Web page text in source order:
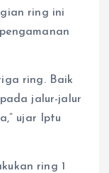
ring ini
ring. Baik
jalur-jalur
ujar Iptu
ring 1